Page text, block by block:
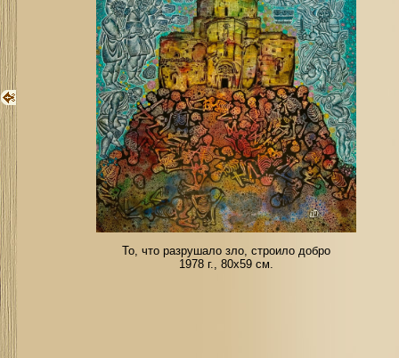
То, что разрушало зло, строило добро
1978 г., 80х59 см.